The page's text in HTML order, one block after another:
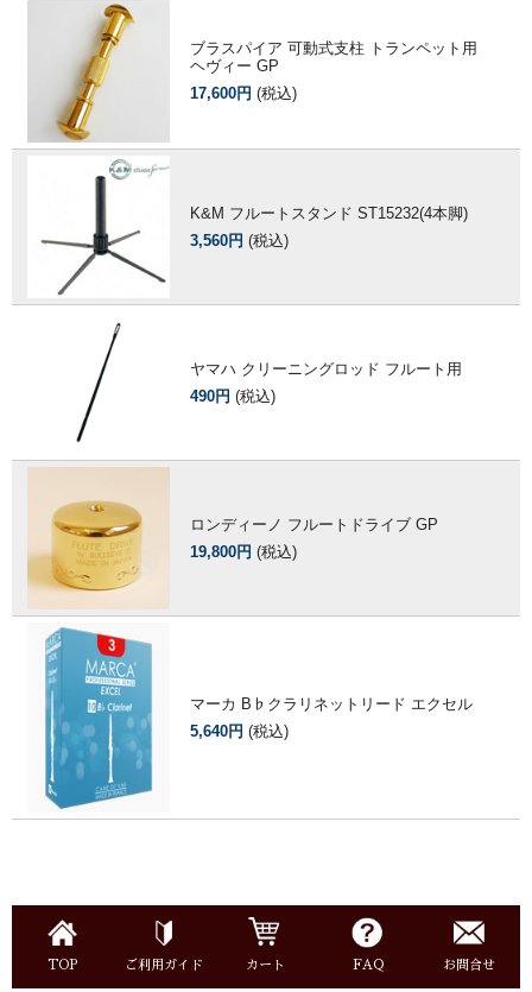
ブラスパイア 可動式支柱 トランペット用
ヘヴィー GP
17,600円 (税込)
K&M フルートスタンド ST15232(4本脚)
3,560円 (税込)
ヤマハ クリーニングロッド フルート用
490円 (税込)
ロンディーノ フルートドライブ GP
19,800円 (税込)
マーカ B♭クラリネットリード エクセル
5,640円 (税込)
TOP ご利用ガイド カート FAQ お問合せ